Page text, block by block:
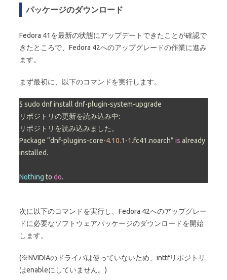
パッケージのダウンロード
Fedora 41を最新の状態にアップデートできたことが確認で
きたところで、Fedora 42へのアップグレードの作業に進み
ます。
まず最初に、以下のコマンドを実行します。
$ sudo dnf install dnf-plugin-system-upgrade
リポジトリの更新を読み込み中:
リポジトリを読み込みました。
Package “dnf-plugins-core-4.10.1 -1.fc41.noarch” is already
installed.
Nothing to do.
次に以下のコマンドを実行し、Fedora 42へのアップグレー
ドに必要なソフトウェアパッケージのダウンロードを開始
します。
(※NVIDIAのドライバは使っていないため、inttfリポジトリ
はenableにしていません。)